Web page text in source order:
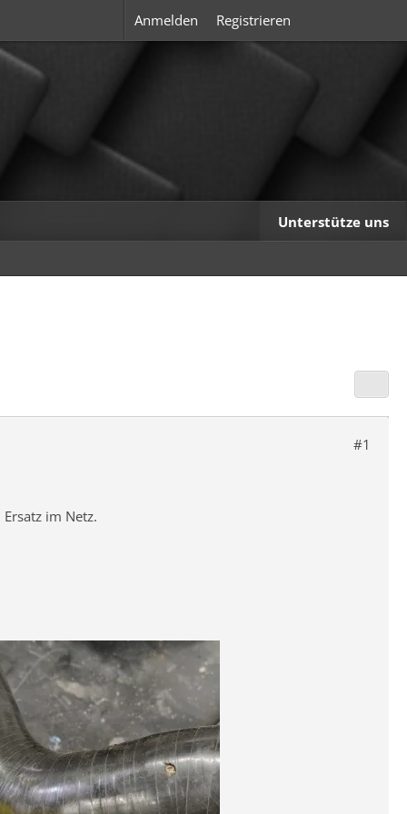
Anmelden Registrieren
Unterstütze uns
#1
im Netz.